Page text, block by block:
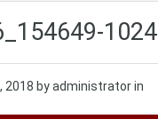
1024
2018 by administrator in